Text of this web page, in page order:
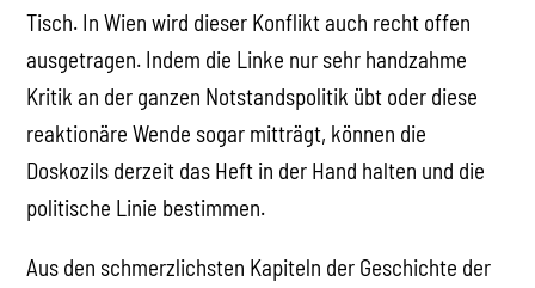
Tisch. In Wien wird dieser Konflikt auch recht offen
ausgetragen. Indem die Linke nur sehr handzahme
Kritik an der ganzen Notstandspolitik übt oder diese
reaktionäre Wende sogar mitträgt, können die
Doskozils derzeit das Heft in der Hand halten und die
politische Linie bestimmen.
Aus den schmerzlichsten Kapiteln der Geschichte der